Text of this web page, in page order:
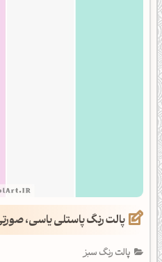
پالت رنگ پاستلی یاسی،
پالت رنگ سبز